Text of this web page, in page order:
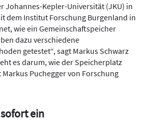
Johannes-Kepler-Universität (JKU) in
dem Institut Forschung Burgenland in
wie ein Gemeinschaftspeicher
dazu verschiedene
getestet“, sagt Markus Schwarz
es darum, wie der Speicherplatz
Puchegger von Forschung
ein